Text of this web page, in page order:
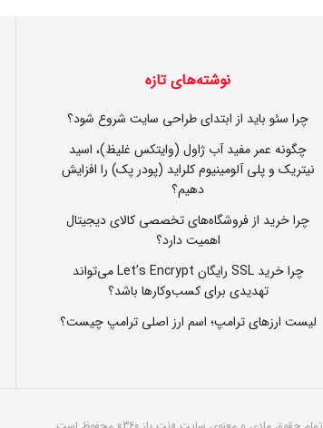
نوشته‌های تازه
چرا سئو باید از ابتدای طراحی سایت شروع شود؟
چگونه عمر مفید آب ژاول (وایتکس غلیظ)، اسید
نیتریک و پلی آلومینیوم کلراید (پودر پک) را افزایش
دهیم؟
چرا خرید از فروشگاه‌های تخصصی کالای دیجیتال
اهمیت دارد؟
چرا خرید SSL رایگان Let’s Encrypt می‌تواند
تهدیدی برای کسب‌وکارها باشد؟
لیست ارزهای ترامپ؛ اسم ارز اصلی ترامپ چیست؟